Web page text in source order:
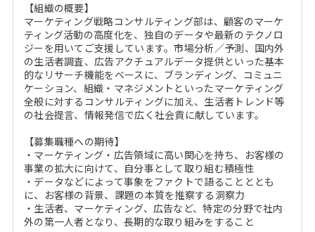
MBAを生かす求人特集
年齢と年収の相関図
MBA NETWORKING
【組織の概要】
マーケティング戦略コンサルティング部は、顧客のマーケ
ティング活動の高度化を、独自のデータや最新のテクノロ
ジーを用いてご支援しています。市場分析／予測、国内外
の生活者調査、広告アクチュアルデータ提供といった基本
的なリサーチ機能をベースに、ブランディング、コミュニ
ケーション、組織・マネジメントといったマーケティング
全般に対するコンサルティングに加え、生活者トレンド等
の社会提言、情報発信で広く社会貢に献しています。
【募集職種への期待】
・マーケティング・広告領域に高い関心を持ち、お客様の
事業の拡大に向けて、自分事として取り組む積極性
・データなどによって事象をファクトで語ることととも
に、お客様の背景、課題の本質を推察する洞察力
・生活者、マーケティング、広告など、特定の分野で社内
外の第一人者となり、長期的な取り組みをすること